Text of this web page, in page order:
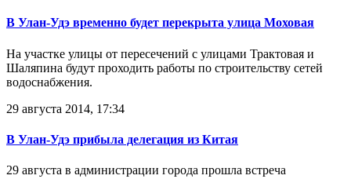
В Улан-Удэ временно будет перекрыта улица Моховая
На участке улицы от пересечений с улицами Трактовая и
Шаляпина будут проходить работы по строительству сетей
водоснабжения.
29 августа 2014, 17:34
В Улан-Удэ прибыла делегация из Китая
29 августа в администрации города прошла встреча